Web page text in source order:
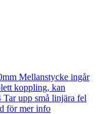
Mellanstycke ingår
koppling, kan
upp små linjära fel
för mer info